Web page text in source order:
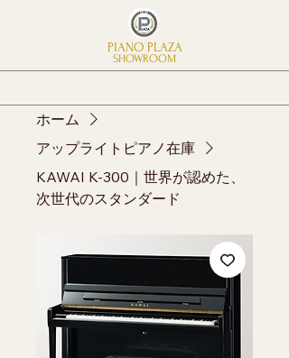
SHOWROOM
PIANO PLAZA
ホーム
アップライトピアノ在庫
KAWAI K-300｜世界が認めた、
次世代のスタンダード